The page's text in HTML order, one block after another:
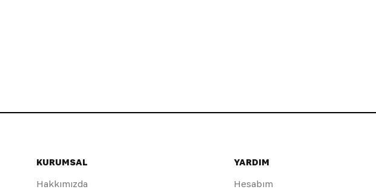
KURUMSAL
Hakkımızda
YARDIM
Hesabım